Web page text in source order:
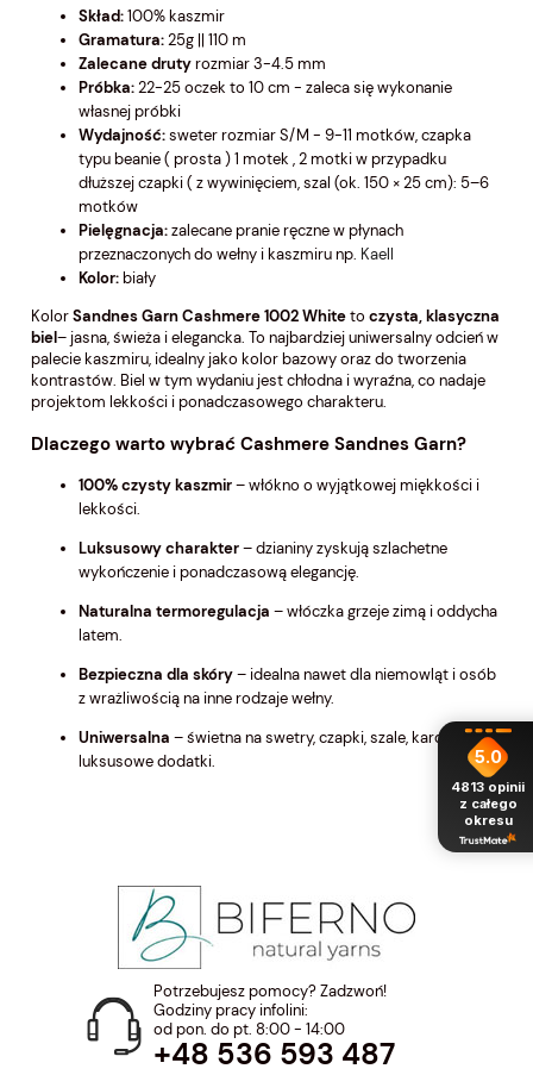
Skład:100% kaszmir
Gramatura:25g || 110 m
Zalecane drutyrozmiar 3-4.5 mm
Próbka:22-25 oczek to 10 cm - zaleca się wykonanie
własnej próbki
Wydajność:sweter rozmiar S/M - 9-11 motków, czapka
typu beanie ( prosta ) 1 motek , 2 motki w przypadku
dłuższej czapki ( z wywinięciem, szal (ok. 150 × 25 cm): 5–6
motków
Pielęgnacja:zalecane pranie ręczne w płynach
przeznaczonych do wełny i kaszmiru np. Kaell
Kolor:biały
KolorSandnes Garn Cashmere 1002 Whiteto czysta, klasyczna
biel– jasna, świeża i elegancka. To najbardziej uniwersalny odcień w
palecie kaszmiru, idealny jako kolor bazowy oraz do tworzenia
kontrastów. Biel w tym wydaniu jest chłodna i wyraźna, co nadaje
projektom lekkości i ponadczasowego charakteru.
Dlaczego warto wybrać Cashmere Sandnes Garn?
100% czysty kaszmir– włókno o wyjątkowej miękkości i
lekkości.
Luksusowy charakter– dzianiny zyskują szlachetne
wykończenie i ponadczasową elegancję.
Naturalna termoregulacja – włóczka grzeje zimą i oddycha
latem.
Bezpieczna dla skóry– idealna nawet dla niemowląt i osób
z wrażliwością na inne rodzaje wełny.
Uniwersalna – świetna na swetry, czapki, szale, kardigany i
luksusowe dodatki.
Potrzebujesz pomocy? Zadzwoń!
Godziny pracy infolini:
od pon. do pt. 8:00 - 14:00
+48 536 593 487
5.0
4813 opinii
z całego
okresu